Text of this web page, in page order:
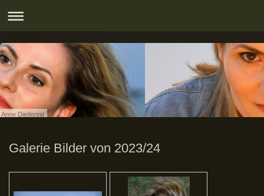
Anne Diedering
Galerie Bilder von 2023/24